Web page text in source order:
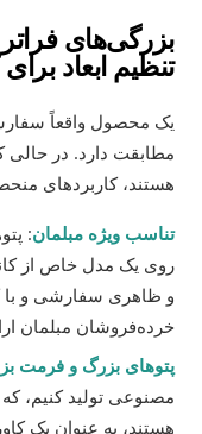
بزرگی‌های فراتر
تنظیم ابعاد
یک محصول واقعاً
هستند، کاربردهای
تناسب ویژه مبلمان:
روی یک مدل خاص از
خرده‌فروشان مبلمان
پتوهای بزرگ و فرمت
مصنوعی تولید کنیم،
هستند، به عنوان یک